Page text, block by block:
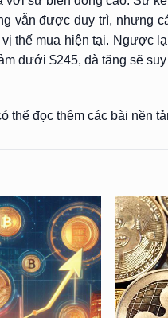
vẫn được duy trì, nhưng
thế mua hiện tại. Ngược
dưới $245, đà tăng sẽ
thể đọc thêm các bài nền